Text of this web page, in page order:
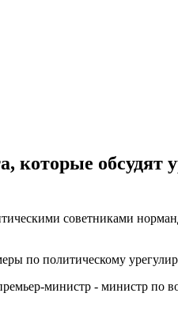
которые обсудят
советниками
по политическому
министр - министр по